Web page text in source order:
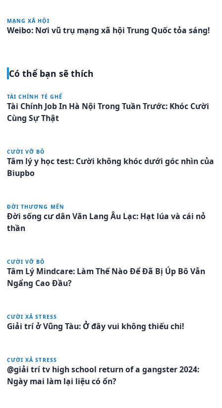
MẠNG XÃ HỘI
Weibo: Nơi vũ trụ mạng xã hội Trung Quốc tỏa sáng!
Có thể bạn sẽ thích
TÀI CHÍNH TÉ GHẾ
Tài Chính Job In Hà Nội Trong Tuần Trước: Khóc Cười
Cùng Sự Thật
CƯỜI VỠ BÔ
Tâm lý y học test: Cười không khóc dưới góc nhìn của
Biupbo
ĐỜI THƯƠNG MẾN
Đời sống cư dân Văn Lang Âu Lạc: Hạt lúa và cái nỏ
thần
CƯỜI VỠ BÔ
Tâm Lý Mindcare: Làm Thế Nào Để Đã Bị Úp Bô Vẫn
Ngẩng Cao Đầu?
CƯỜI XẢ STRESS
Giải trí ở Vũng Tàu: Ở đây vui không thiếu chi!
CƯỜI XẢ STRESS
@giải trí tv high school return of a gangster 2024:
Ngày mai làm lại liệu có ổn?